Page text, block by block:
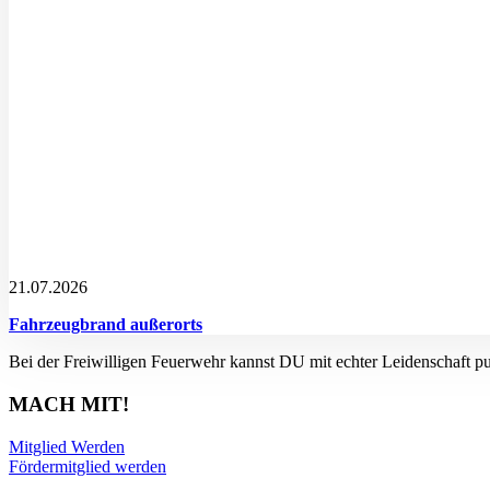
21.07.2026
Fahrzeugbrand außerorts
Bei der Freiwilligen Feuerwehr kannst DU mit echter Leidenschaft
MACH MIT!
Mitglied Werden
Fördermitglied werden